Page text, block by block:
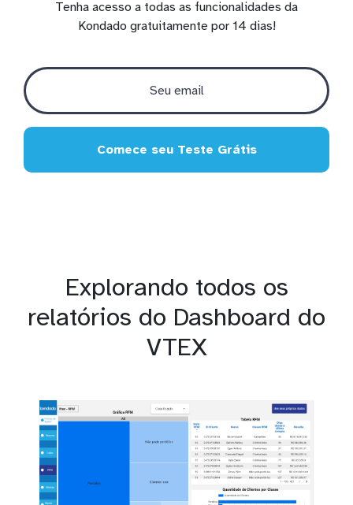
Tenha acesso a todas as funcionalidades da
Kondado gratuitamente por 14 dias!
Comece seu Teste Grátis
Explorando todos os
relatórios do Dashboard do
VTEX